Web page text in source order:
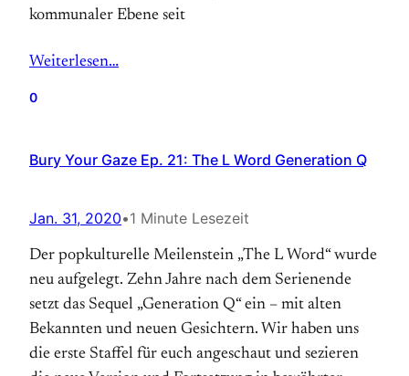
kommunaler Ebene seit
Weiterlesen…
0
Bury Your Gaze Ep. 21: The L Word Generation Q
Jan. 31, 2020•1 Minute Lesezeit
Der popkulturelle Meilenstein „The L Word“ wurde
neu aufgelegt. Zehn Jahre nach dem Serienende
setzt das Sequel „Generation Q“ ein – mit alten
Bekannten und neuen Gesichtern. Wir haben uns
die erste Staffel für euch angeschaut und sezieren